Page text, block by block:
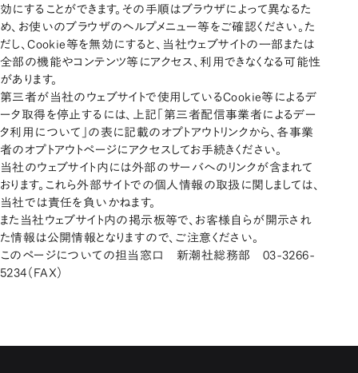
効にすることができます。その手順はブラウザによって異なるた
め、お使いのブラウザのヘルプメニュー等をご確認ください。た
だし、Cookie等を無効にすると、当社ウェブサイトの一部または
全部の機能やコンテンツ等にアクセス、利用できなくなる可能性
があります。
第三者が当社のウェブサイトで使用しているCookie等によるデ
ータ取得を停止するには、上記「第三者配信事業者によるデー
タ利用について」の表に記載のオプトアウトリンクから、各事業
者のオプトアウトページにアクセスしてお手続きください。
当社のウェブサイト内には外部のサーバへのリンクが含まれて
おります。これら外部サイトでの個人情報の取扱に関しましては、
当社では責任を負いかねます。
また当社ウェブサイト内の掲示板等で、お客様自らが開示され
た情報は公開情報となりますので、ご注意ください。
このページについての担当窓口 新潮社総務部 03-3266-
5234（FAX）